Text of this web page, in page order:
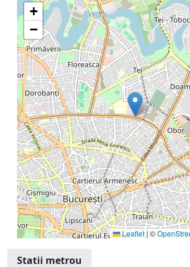
+
−
Leaflet | ©
Statii metrou